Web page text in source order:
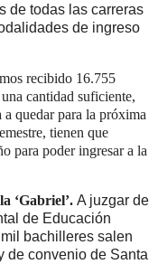
de todas las carreras
de ingreso
recibido 16.755
cantidad suficiente,
a quedar para la próxima
tienen que
para poder ingresar a la
‘Gabriel’. A juzgar de
de Educación
bachilleres salen
de convenio de Santa